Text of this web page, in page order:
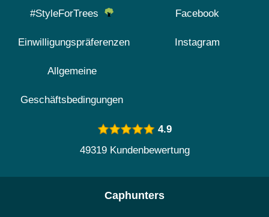
#StyleForTrees
Einwilligungspräferenzen
Allgemeine
Geschäftsbedingungen
Facebook
Instagram
4.9
49319 Kundenbewertung
Caphunters